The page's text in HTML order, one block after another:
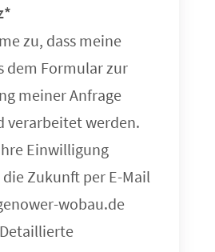
zu, dass meine
dem Formular zur
meiner Anfrage
verarbeitet werden.
Einwilligung
Zukunft per E-Mail
wobau.de